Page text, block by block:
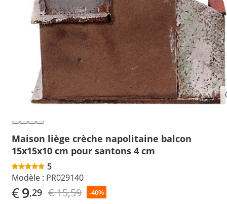
Maison liège crèche napolitaine balcon
15x15x10 cm pour santons 4 cm
5
Modèle : PR029140
€9,29 € 15,59 -40%